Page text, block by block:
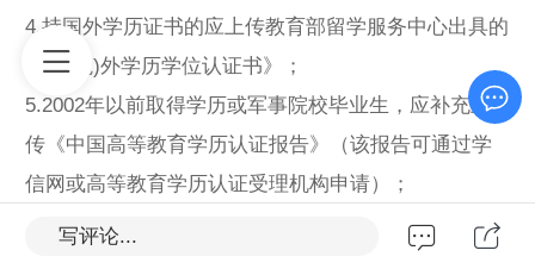
4.持国外学历证书的应上传教育部留学服务中心出具的
《国(境)外学历学位认证书》；
5.2002年以前取得学历或军事院校毕业生，应补充上
传《中国高等教育学历认证报告》（该报告可通过学
信网或高等教育学历认证受理机构申请）；
6.其他相关证明材料。
写评论...